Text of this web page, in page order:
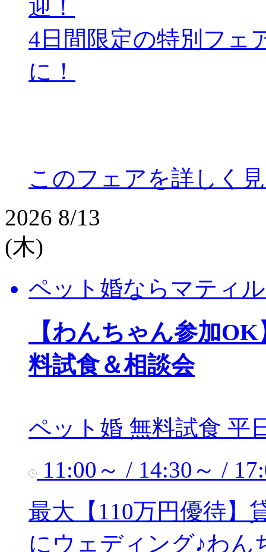
迎！
4日間限定の特別フェ
に！
このフェアを詳しく
2026 8/13
(木)
ペット婚ならマティ
【わんちゃん参加
料試食＆相談会
ペット婚 無料試食 平
11:00～ / 14:30～ /
最大【110万円優待】
にウェディング♪わん